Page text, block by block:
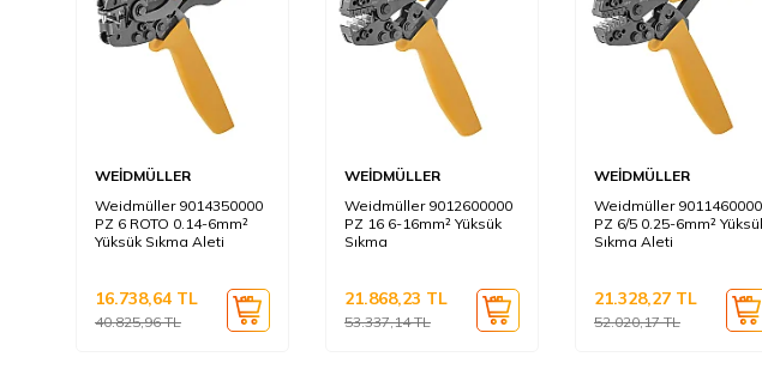
WEİDMÜLLER
Weidmüller 9014350000
PZ 6 ROTO 0.14-6mm²
Yüksük Sıkma Aleti
40.825,96TL
16.738,64 TL
WEİDMÜLLER
Weidmüller 9012600000
PZ 16 6-16mm² Yüksük
Sıkma
53.337,14TL
21.868,23 TL
WEİDMÜLLER
Weidmüller 9011460000
PZ 6/5 0.25-6mm²
Sıkma Aleti
52.020,17TL
21.328,27 TL